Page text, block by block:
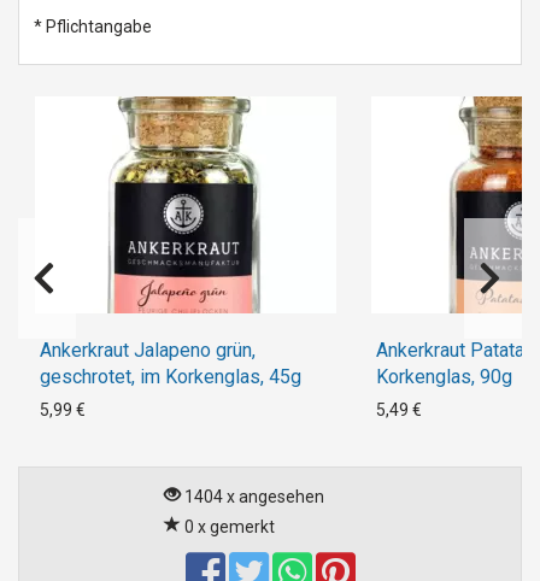
* Pflichtangabe
Ankerkraut Jalapeno grün,
geschrotet, im Korkenglas, 45g
5,99 €
Ankerkraut
Korkenglas, 90g
5,49 €
1404 x angesehen
0 x gemerkt